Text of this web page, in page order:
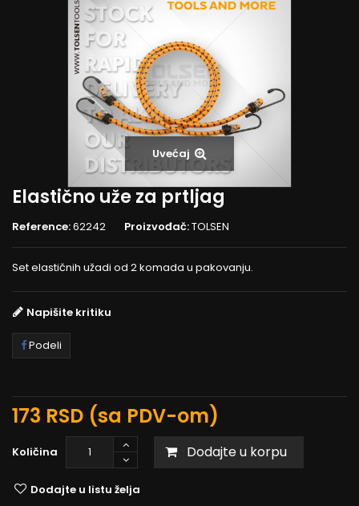
Uvećaj
Elastično uže za prtljag
Reference:62242 Proizvođač:TOLSEN
Set elastičnih užadi od 2 komada u pakovanju.
Napišite kritiku
Podeli
173 RSD (sa PDV-om)
Količina Dodajte u korpu
Dodajte u listu želja